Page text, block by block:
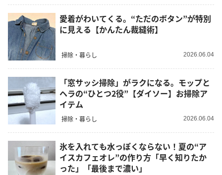
愛着がわいてくる。“ただのボタン”が特別
に見える【かんたん裁縫術】
掃除・暮らし 2026.06.04
「窓サッシ掃除」がラクになる。モップと
ヘラの“ひとつ2役”【ダイソー】お掃除ア
イテム
掃除・暮らし 2026.06.04
氷を入れても水っぽくならない！夏の“ア
イスカフェオレ”の作り方「早く知りたか
った」「最後まで濃い」